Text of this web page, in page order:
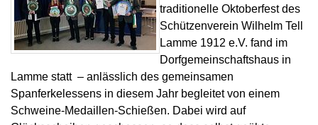
traditionelle Oktoberfest des
Schützenverein Wilhelm Tell
Lamme 1912 e.V. fand im
Dorfgemeinschaftshaus in
Lamme statt – anlässlich des gemeinsamen
Spanferkelessens in diesem Jahr begleitet von einem
Schweine-Medaillen-Schießen. Dabei wird auf